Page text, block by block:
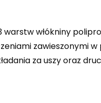
włókniny
zawieszonymi
za uszy oraz